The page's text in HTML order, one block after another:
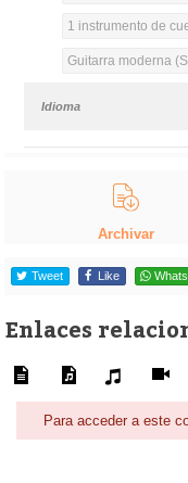
1 instrumento de
Guitarra moderna
Idioma
Archivar
Tweet Like
Enlaces
Para acceder a este